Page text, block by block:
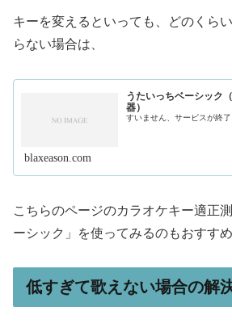
キーを変えるといっても、どのくら
らない場合は、
うたいっちベーシック
器）
すいません、サービスが終了
blaxeason.com
こちらのページのカラオケキー適正
ーシック」を使ってみるのもおすすめ
低すぎて歌えない場合の解